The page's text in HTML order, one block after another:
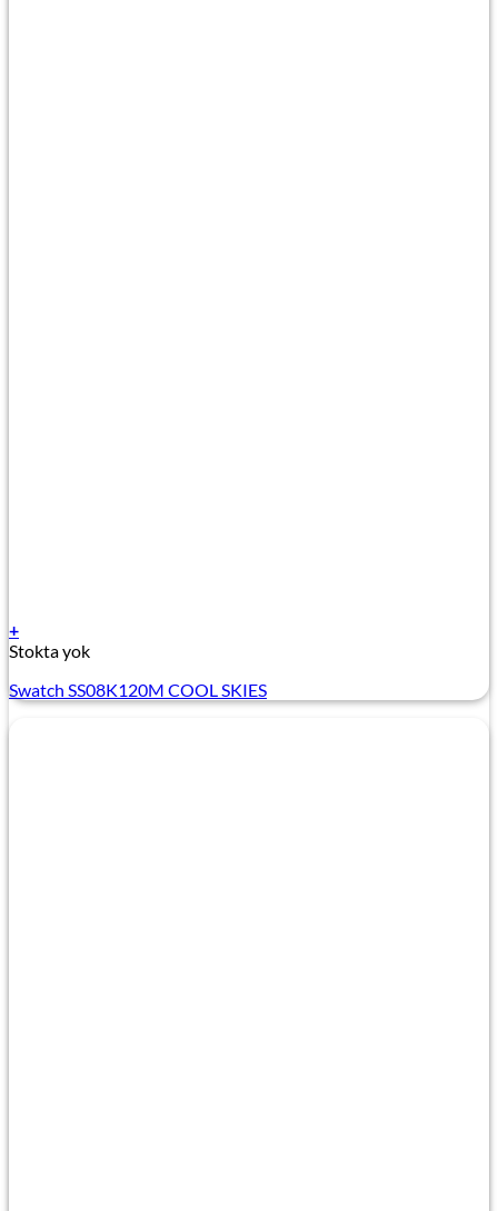
+
Stokta yok
Swatch SS08K120M COOL SKIES